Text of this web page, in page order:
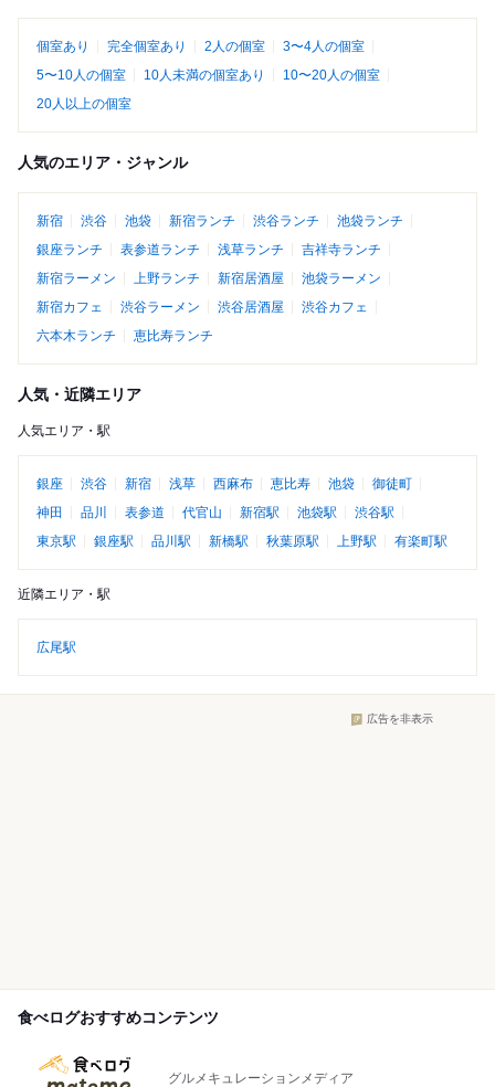
個室あり 完全個室あり 2人の個室
3〜4人の個室
5〜10人の個室
10人未満の個室あり
10〜20人の個室
20人以上の個室
人気のエリア・ジャンル
新宿 渋谷 池袋 新宿ランチ 渋谷ランチ
池袋ランチ
銀座ランチ
表参道ランチ 浅草ランチ
吉祥寺ランチ
新宿ラーメン
上野ランチ 新宿居酒屋
池袋ラーメン
新宿カフェ
渋谷ラーメン 渋谷居酒屋
渋谷カフェ
六本木ランチ
恵比寿ランチ
人気・近隣エリア
人気エリア・駅
銀座 渋谷 新宿 浅草 西麻布 恵比寿 池袋
御徒町
神田
品川 表参道 代官山 新宿駅 池袋駅
渋谷駅
東京駅
銀座駅 品川駅 新橋駅 秋葉原駅 上野駅 有楽町駅
近隣エリア・駅
広尾駅
広告を非表示
食べログおすすめコンテンツ
グルメキュレーションメディア